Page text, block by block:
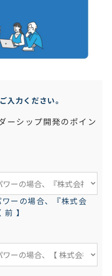
入力ください。
ーシップ開発のポイン
ーの場合、『株式会
】